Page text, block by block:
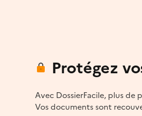
Protégez
Avec DossierFacile, plus
Vos documents sont